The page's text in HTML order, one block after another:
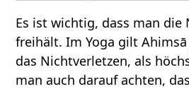
Es ist wichtig, dass man die
freihält. Im Yoga gilt
das Nichtverletzen, als
man auch darauf achten,